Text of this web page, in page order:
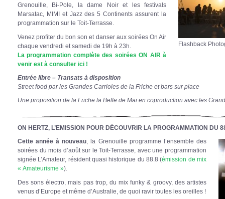
Flashback
Grenouille, Bi-Pole, la dame Noir et les festivals
Marsatac, MIMI et Jazz des 5 Continents assurent la
programmation sur le Toit-Terrasse.
Venez profiter du bon son et danser aux soirées On Air
chaque vendredi et samedi de 19h à 23h.
La programmation complète des soirées ON AIR à
venir est à consulter ici !
Entrée libre – Transats à disposition
Street food par les Grandes Carrioles de la Friche et bars sur place
Une proposition de la Friche la Belle de Mai en coproduction avec les
ON HERTZ, L’EMISSION POUR DÉCOUVRIR LA PROGRAMMATION DU
Cette année à nouveau , la Grenouille programme l’ensemble des
soirées du mois d’août sur le Toit-Terrasse, avec une programmation
signée L’Amateur, résident quasi historique du 88.8 (émission de mix
« Amateurisme »).
Des sons électro, mais pas trop, du mix funky & groovy, des artistes
venus d’Europe et même d’Australie, de quoi ravir toutes les oreilles !